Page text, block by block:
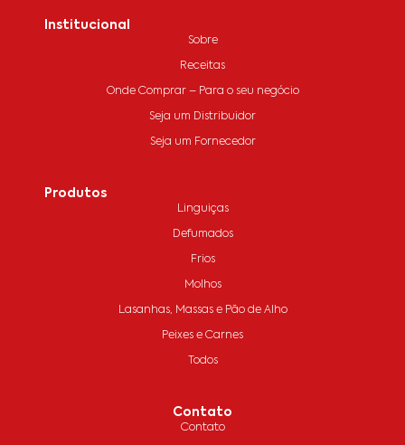
Institucional
Sobre
Receitas
Onde Comprar – Para o seu negócio
Seja um Distribuidor
Seja um Fornecedor
Produtos
Linguiças
Defumados
Frios
Molhos
Lasanhas, Massas e Pão de Alho
Peixes e Carnes
Todos
Contato
Contato